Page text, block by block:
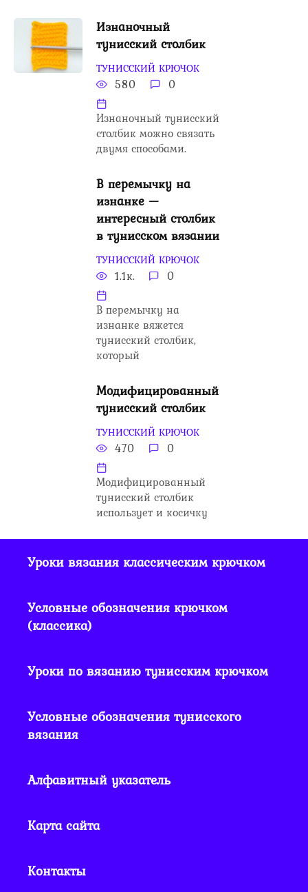
Изнаночный
тунисский столбик
ТУНИССКИЙ КРЮЧОК
580 0
Изнаночный тунисский
столбик можно связать
двумя способами.
В перемычку на
изнанке —
интересный столбик
в тунисском вязании
ТУНИССКИЙ КРЮЧОК
1.1к. 0
В перемычку на
изнанке вяжется
тунисский столбик,
который
Модифицированный
тунисский столбик
ТУНИССКИЙ КРЮЧОК
470 0
Модифицированный
тунисский столбик
использует и косичку
Уроки вязания классическим крючком
Условные обозначения крючком
(классика)
Уроки по вязанию тунисским крючком
Условные обозначения тунисского
вязания
Алфавитный указатель
Карта сайта
Контакты